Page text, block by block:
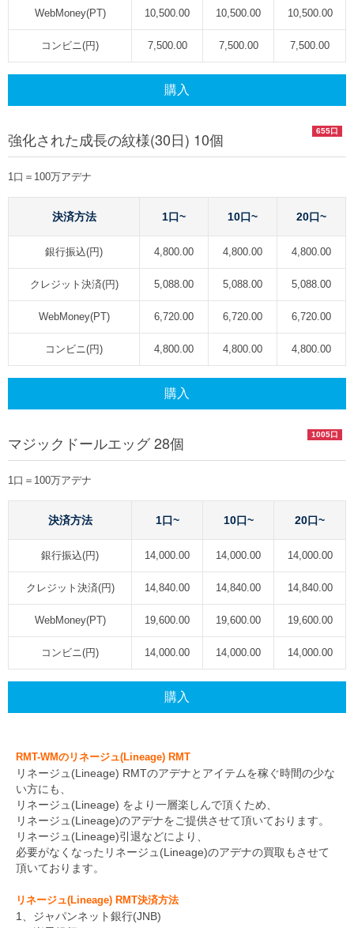
WebMoney(PT) 10,500.00 10,500.00 10,500.00
コンビニ(円) 7,500.00 7,500.00 7,500.00
購入
655口
強化された成長の紋様(30日) 10個
1口＝100万アデナ
決済方法 1口~ 10口~ 20口~
銀行振込(円) 4,800.00 4,800.00 4,800.00
クレジット決済(円) 5,088.00 5,088.00 5,088.00
WebMoney(PT) 6,720.00 6,720.00 6,720.00
コンビニ(円) 4,800.00 4,800.00 4,800.00
購入
1005口
マジックドールエッグ 28個
1口＝100万アデナ
決済方法 1口~ 10口~ 20口~
銀行振込(円) 14,000.00 14,000.00 14,000.00
クレジット決済(円) 14,840.00 14,840.00 14,840.00
WebMoney(PT) 19,600.00 19,600.00 19,600.00
コンビニ(円) 14,000.00 14,000.00 14,000.00
購入
RMT-WMのリネージュ(Lineage) RMT
リネージュ(Lineage) RMTのアデナとアイテムを稼ぐ時間の少な
い方にも、
リネージュ(Lineage) をより一層楽しんで頂くため、
リネージュ(Lineage)のアデナをご提供させて頂いております。
リネージュ(Lineage)引退などにより、
必要がなくなったリネージュ(Lineage)のアデナの買取もさせて
頂いております。
リネージュ(Lineage) RMT決済方法
1、ジャパンネット銀行(JNB)